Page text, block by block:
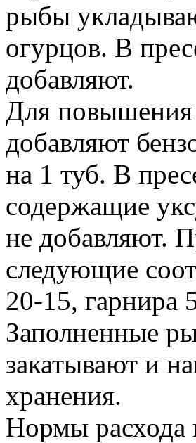
рыбы
огурцов. В
добавляют.
Для повышения
добавляют
на 1 туб. В
содержащие
не добавляют.
следующие
20-15, гарнира
Заполненные
закатывают и
хранения.
Нормы расхода